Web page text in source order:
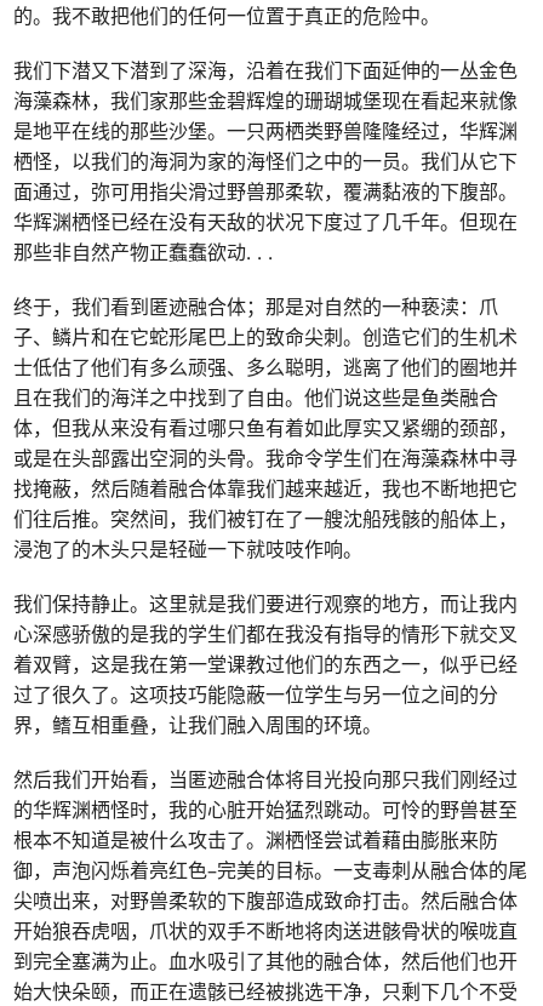
的。我不敢把他们的任何一位置于真正的危险中。
我们下潜又下潜到了深海，沿着在我们下面延伸的一丛金色
海藻森林，我们家那些金碧辉煌的珊瑚城堡现在看起来就像
是地平在线的那些沙堡。一只两栖类野兽隆隆经过，华辉渊
栖怪，以我们的海洞为家的海怪们之中的一员。我们从它下
面通过，弥可用指尖滑过野兽那柔软，覆满黏液的下腹部。
华辉渊栖怪已经在没有天敌的状况下度过了几千年。但现在
那些非自然产物正蠢蠢欲动. . .
终于，我们看到匿迹融合体；那是对自然的一种亵渎：爪
子、鳞片和在它蛇形尾巴上的致命尖刺。创造它们的生机术
士低估了他们有多么顽强、多么聪明，逃离了他们的圈地并
且在我们的海洋之中找到了自由。他们说这些是鱼类融合
体，但我从来没有看过哪只鱼有着如此厚实又紧绷的颈部，
或是在头部露出空洞的头骨。我命令学生们在海藻森林中寻
找掩蔽，然后随着融合体靠我们越来越近，我也不断地把它
们往后推。突然间，我们被钉在了一艘沈船残骸的船体上，
浸泡了的木头只是轻碰一下就吱吱作响。
我们保持静止。这里就是我们要进行观察的地方，而让我内
心深感骄傲的是我的学生们都在我没有指导的情形下就交叉
着双臂，这是我在第一堂课教过他们的东西之一，似乎已经
过了很久了。这项技巧能隐蔽一位学生与另一位之间的分
界，鳍互相重叠，让我们融入周围的环境。
然后我们开始看，当匿迹融合体将目光投向那只我们刚经过
的华辉渊栖怪时，我的心脏开始猛烈跳动。可怜的野兽甚至
根本不知道是被什么攻击了。渊栖怪尝试着藉由膨胀来防
御，声泡闪烁着亮红色–完美的目标。一支毒刺从融合体的尾
尖喷出来，对野兽柔软的下腹部造成致命打击。然后融合体
开始狼吞虎咽，爪状的双手不断地将肉送进骸骨状的喉咙直
到完全塞满为止。血水吸引了其他的融合体，然后他们也开
始大快朵颐，而正在遗骸已经被挑选干净，只剩下几个不受